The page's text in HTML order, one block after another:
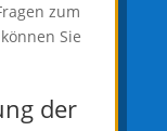
zum
Sie
der